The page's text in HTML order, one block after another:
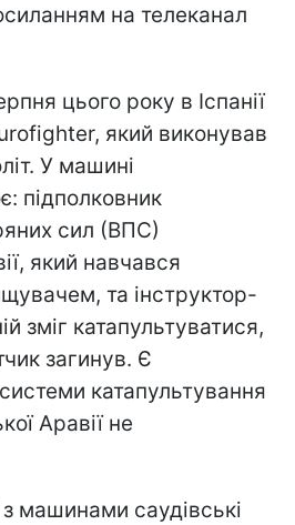
на телеканал
цього року в Іспанії
який виконував
У машині
підполковник
сил (ВПС)
який навчався
та інструктор-
зміг катапультуватися,
загинув. Є
катапультування
Аравії не
машинами саудівські